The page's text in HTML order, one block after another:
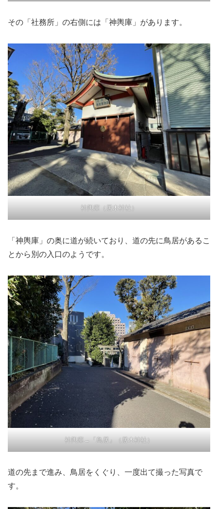
その「社務所」の右側には「神輿庫」があります。
神輿庫（居木神社）
「神輿庫」の奥に道が続いており、道の先に鳥居があるこ
とから別の入口のようです。
神輿庫→「鳥居」（居木神社）
道の先まで進み、鳥居をくぐり、一度出て撮った写真で
す。